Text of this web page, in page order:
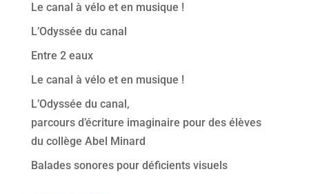
Le canal à vélo et en musique !
L’Odyssée du canal
Entre 2 eaux
Le canal à vélo et en musique !
L’Odyssée du canal,
parcours d’écriture imaginaire pour des élèves
du collège Abel Minard
Balades sonores pour déficients visuels